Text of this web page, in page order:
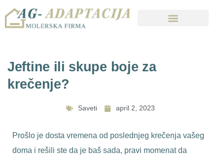
Jeftine ili skupe boje za
krečenje?
Saveti april 2, 2023
Prošlo je dosta vremena od poslednjeg krečenja vašeg
doma i rešili ste da je baš sada, pravi momenat da